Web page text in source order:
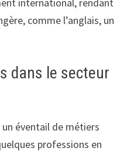
comme l’anglais, un
dans le secteur
éventail de métiers
professions en